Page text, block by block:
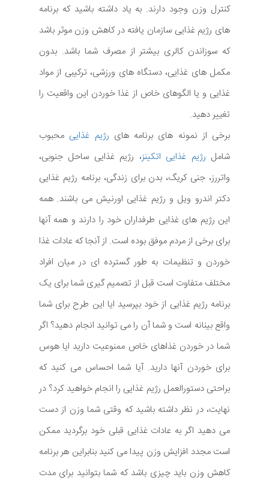
کنترل وزن وجود دارند. به یاد داشته باشید که برنامه
های رژیم غذایی سازمان یافته در کاهش وزن موثر باشد
که سوزاندن کالری بیشتر از مصرف شما باشد. بدون
مکمل های غذایی، دستگاه های ورزشی، ترکیبی از مواد
غذایی و یا الگوهای خاص از غذا خوردن این واقعیت را
تغییر دهید.
برخی از نمونه های برنامه های رژیم غذایی محبوب
شامل رژیم غذایی اتکینز، رژیم غذایی ساحل جنوبی،
واتررز، جنی کریگ، بدن برای زندگی، برنامه رژیم غذایی
دکتر اندرو ویل و رژیم غذایی اورنیش می باشند. همه
این رژیم های غذایی طرفداران خود را دارند و همه آنها
برای برخی از مردم موفق بوده است. از آنجا که عادات غذا
خوردن و تنظیمات به طور گسترده ای در میان افراد
مختلف متفاوت است قبل از تصمیم گیری شما برای یک
برنامه رژیم غذایی از خود بپرسید ایا این طرح برای شما
واقع بینانه است و شما آن را می توانید انجام دهید؟ اگر
شما در خوردن غذاهای خاص ممنوعیت دارید ایا هوس
برای خوردن آنها دارید. آیا شما احساس می کنید که
براحتی دستورالعمل رژیم غذایی را انجام خواهید کرد؟ در
نهایت، در نظر داشته باشید که وقتی شما وزن از دست
می دهید اگر به عادات غذایی قبلی خود برگردید ممکن
است مجدد افزایش وزن پیدا می کنید بنابراین هر برنامه
کاهش وزن باید چیزی باشد که شما بتوانید برای مدت